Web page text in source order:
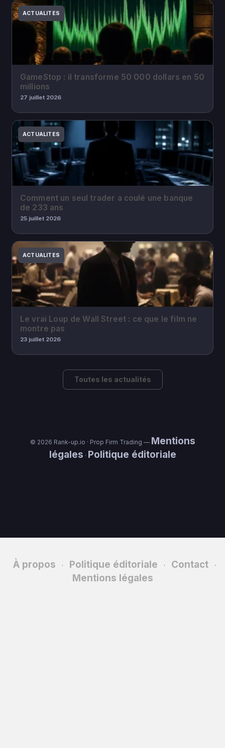
ACTUALITES
GameStop : il transforme 50 000 dollars en 50
millions
27 juillet 2026
ACTUALITES
Comment un seul trader a coulé une banque
de 233 ans
25 juillet 2026
ACTUALITES
Le vrai Loup de Wall Street : ce que le film ne
montre pas
23 juillet 2026
Toutes les actualités
© 2026 Rank-up.io · Prop Firm Trading — Mentions
légales · Politique éditoriale
À propos · Politique éditoriale · Contact ·
Mentions légales